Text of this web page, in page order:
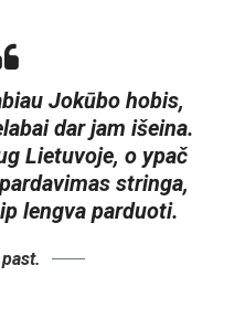
Jokūbo hobis,
dar jam išeina.
Lietuvoje, o ypač
stringa,
lengva parduoti.